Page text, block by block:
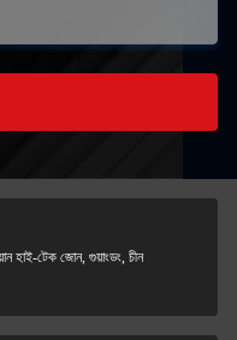
হাই-টেক জোন, গুয়াংডং, চীন